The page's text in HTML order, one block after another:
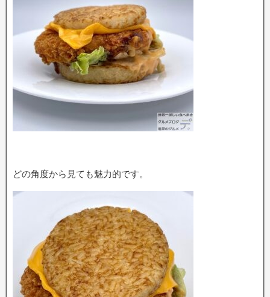
どの角度から見ても魅力的です。